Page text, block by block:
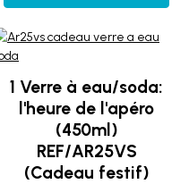
1 Verre à eau/soda:
l'heure de l'apéro
(450ml)
REF/AR25VS
(Cadeau festif)